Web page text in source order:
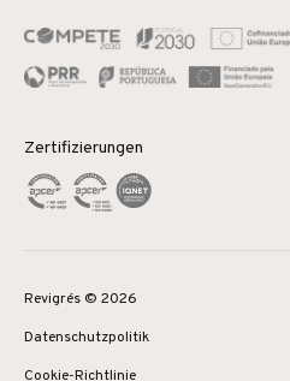
Zertifizierungen
Revigrés © 2026
Datenschutzpolitik
Cookie-Richtlinie